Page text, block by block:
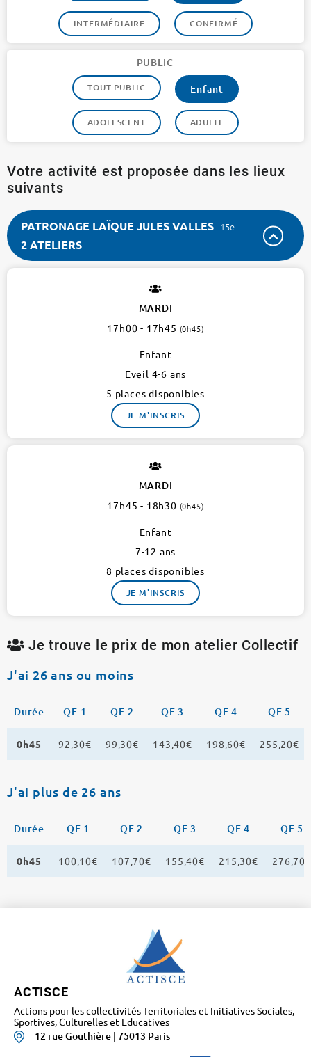
INTERMÉDIAIRE CONFIRMÉ
PUBLIC
TOUT PUBLIC Enfant
ADOLESCENT ADULTE
Votre activité est proposée dans les lieux
suivants
PATRONAGE LAÏQUE JULES VALLES 15e
2 ATELIERS
MARDI
17h00 - 17h45 (0h45)
Enfant
Eveil 4-6 ans
5 places disponibles
JE M'INSCRIS
MARDI
17h45 - 18h30 (0h45)
Enfant
7-12 ans
8 places disponibles
JE M'INSCRIS
Je trouve le prix de mon atelier Collectif
J'ai 26 ans ou moins
Durée QF 1 QF 2 QF 3 QF 4 QF 5
0h45 92,30€ 99,30€ 143,40€ 198,60€ 255,20€
J'ai plus de 26 ans
Durée QF 1 QF 2 QF 3 QF 4 QF 5
0h45 100,10€ 107,70€ 155,40€ 215,30€ 276,70€
ACTISCE
Actions pour les collectivités Territoriales et Initiatives Sociales,
Sportives, Culturelles et Educatives
12 rue Gouthière | 75013 Paris